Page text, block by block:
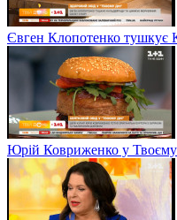
Євген Клопотенко тушкує
Юрій Ковриженко у Твоєму